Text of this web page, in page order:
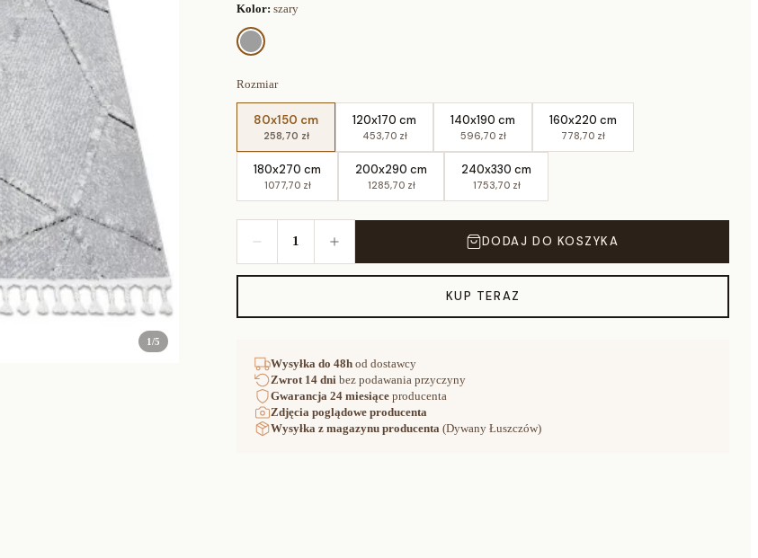
1/5
Kolor: szary
Rozmiar
80x150 cm
258,70 zł
120x170 cm
453,70 zł
140x190 cm
596,70 zł
160x220 cm
778,70 zł
180x270 cm
1077,70 zł
200x290 cm
1285,70 zł
240x330 cm
1753,70 zł
1 DODAJ DO KOSZYKA
KUP TERAZ
Wysyłkado 48h od dostawcy
Zwrot 14 dni bez podawania przyczyny
Gwarancja24 miesiące producenta
Zdjęcia poglądowe producenta
Wysyłka z magazynu producenta (Dywany Łuszczów)